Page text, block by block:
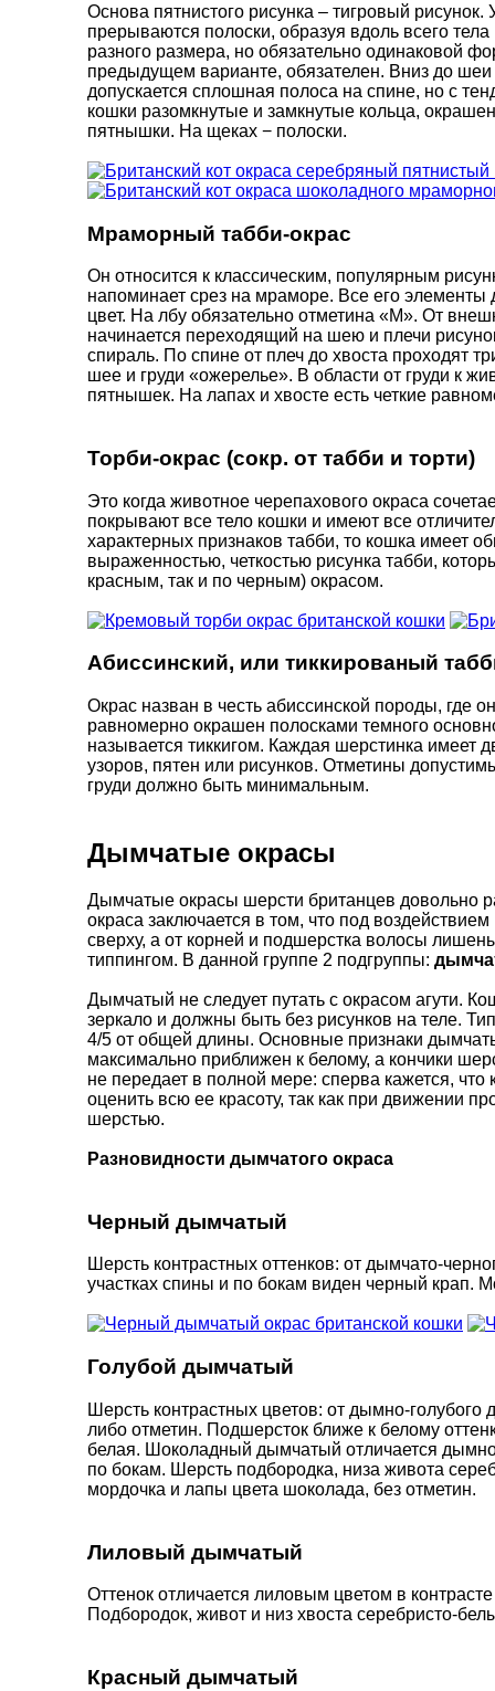
Основа пятнистого рисунка – тигровый
прерываются полоски, образуя вдоль всего
разного размера, но обязательно одинаковой
предыдущем варианте, обязателен. Вниз до
допускается сплошная полоса на спине, но с
кошки разомкнутые и замкнутые кольца,
пятнышки. На щеках − полоски.
Мраморный табби-окрас
Он относится к классическим, популярным
напоминает срез на мраморе. Все его
цвет. На лбу обязательно отметина «М». От
начинается переходящий на шею и плечи
спираль. По спине от плеч до хвоста проходят
шее и груди «ожерелье». В области от груди к
пятнышек. На лапах и хвосте есть четкие
Торби-окрас (сокр. от табби и торти)
Это когда животное черепахового окраса
покрывают все тело кошки и имеют все
характерных признаков табби, то кошка имеет
выраженностью, четкостью рисунка табби,
красным, так и по черным) окрасом.
Абиссинский, или тиккированый
Окрас назван в честь абиссинской породы, где
равномерно окрашен полосками темного
называется тиккигом. Каждая шерстинка имеет
узоров, пятен или рисунков. Отметины
груди должно быть минимальным.
Дымчатые окрасы
Дымчатые окрасы шерсти британцев довольно
окраса заключается в том, что под
сверху, а от корней и подшерстка волосы
типпингом. В данной группе 2 подгруппы:
Дымчатый не следует путать с окрасом агути.
зеркало и должны быть без рисунков на теле.
4/5 от общей длины. Основные признаки
максимально приближен к белому, а кончики
не передает в полной мере: сперва кажется,
оценить всю ее красоту, так как при движении
шерстью.
Разновидности дымчатого окраса
Черный дымчатый
Шерсть контрастных оттенков: от дымчато-
участках спины и по бокам виден черный крап.
Голубой дымчатый
Шерсть контрастных цветов: от дымно-голубого
либо отметин. Подшерсток ближе к белому
белая. Шоколадный дымчатый отличается
по бокам. Шерсть подбородка, низа живота
мордочка и лапы цвета шоколада, без отметин.
Лиловый дымчатый
Оттенок отличается лиловым цветом в
Подбородок, живот и низ хвоста серебристо-
Красный дымчатый